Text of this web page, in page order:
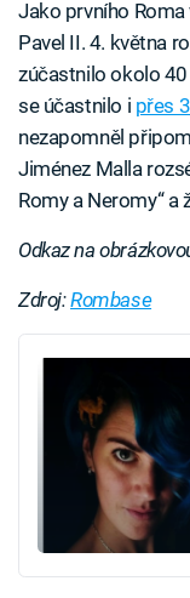
Jako prvního
Pavel II. 4. května
zúčastnilo okolo
se účastnilo i přes
nezapomněl
Jiménez Malla
Romy a Neromy“ a
Odkaz na
Zdroj:Rombase